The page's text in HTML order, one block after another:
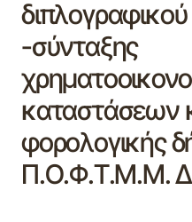
-σύνταξης
καταστάσεων
φορολογικής
Π.Ο.Φ.Τ.Μ.Μ.